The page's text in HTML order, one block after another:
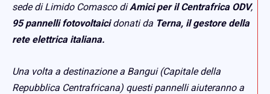
sede di Limido Comasco diAmici per il Centrafrica ODV,
95 pannelli fotovoltaicidonati da Terna, il gestore della
rete elettrica italiana.
Una volta a destinazione a Bangui (Capitale della
Repubblica Centrafricana) questi pannelli aiuteranno a